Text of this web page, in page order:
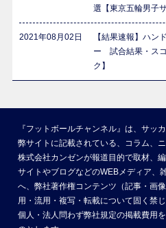
選【東京五輪男子
2021年08月02日
【結果速報】ハ
ー 試合結果・ス
ク】
『フットボールチャンネル』は、サッ
弊サイトに記載されている、コラム、
株式会社カンゼンが報道目的で取材、
サイトやブログなどのWEBメディア、
へ、弊社著作権コンテンツ（記事・画
用・流用・複写・転載について固く禁
個人・法人問わず弊社規定の掲載費用